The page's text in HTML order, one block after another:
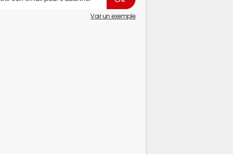
Voir un exemple